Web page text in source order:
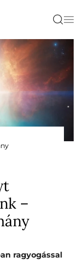
–
ragyogással